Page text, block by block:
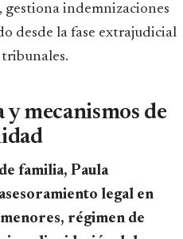
gestiona indemnizaciones
desde la fase extrajudicial
mecanismos de
familia, Paula
legal en
régimen de